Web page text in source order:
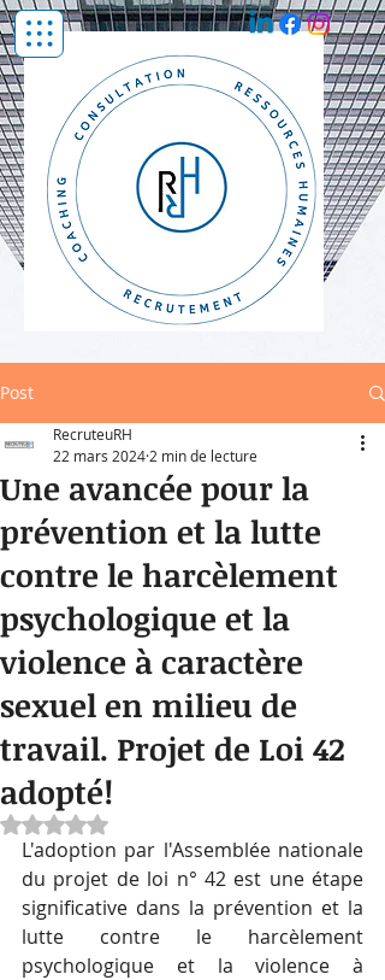
Post
Une avancée pour la
prévention et la lutte
contre le harcèlement
psychologique et la
violence à caractère
sexuel en milieu de
travail. Projet de Loi 42
adopté!
RecruteuRH
22 mars 2024 2 min de lecture
Noté NaN étoiles sur 5.
L'adoption par l'Assemblée nationale
du projet de loi n° 42 est une étape
significative dans la prévention et la
lutte contre le harcèlement
psychologique et la violence à